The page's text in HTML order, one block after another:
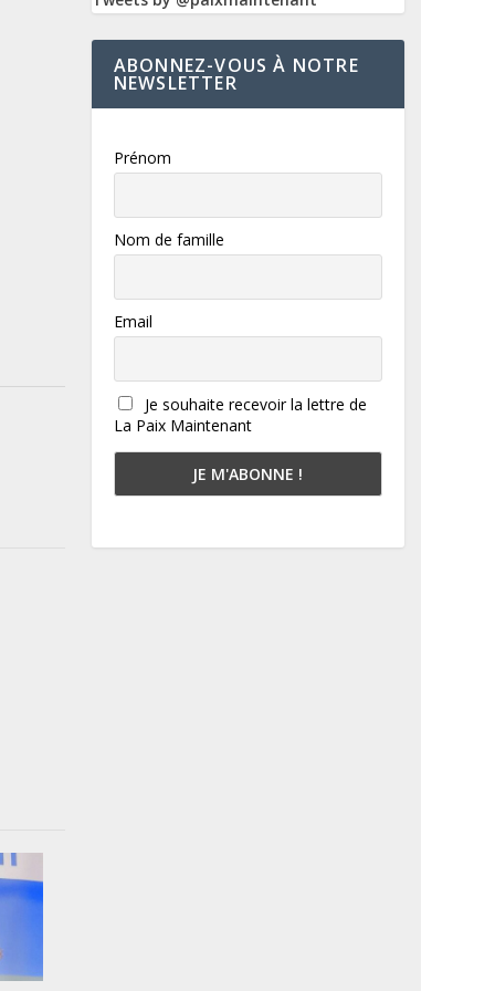
ABONNEZ-VOUS À NOTRE
NEWSLETTER
Prénom
Nom de famille
Email
Je souhaite recevoir la lettre de
La Paix Maintenant